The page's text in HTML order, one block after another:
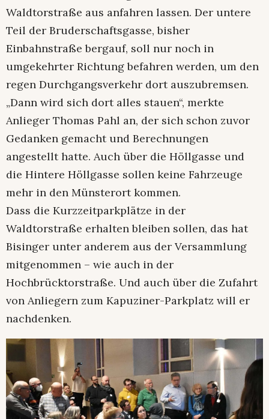
Waldtorstraße aus anfahren lassen. Der untere
Teil der Bruderschaftsgasse, bisher
Einbahnstraße bergauf, soll nur noch in
umgekehrter Richtung befahren werden, um den
regen Durchgangsverkehr dort auszubremsen.
„Dann wird sich dort alles stauen“, merkte
Anlieger Thomas Pahl an, der sich schon zuvor
Gedanken gemacht und Berechnungen
angestellt hatte. Auch über die Höllgasse und
die Hintere Höllgasse sollen keine Fahrzeuge
mehr in den Münsterort kommen.
Dass die Kurzzeitparkplätze in der
Waldtorstraße erhalten bleiben sollen, das hat
Bisinger unter anderem aus der Versammlung
mitgenommen – wie auch in der
Hochbrücktorstraße. Und auch über die Zufahrt
von Anliegern zum Kapuziner-Parkplatz will er
nachdenken.